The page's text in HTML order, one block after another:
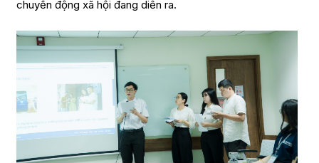
chuyển động xã hội đang diễn ra.